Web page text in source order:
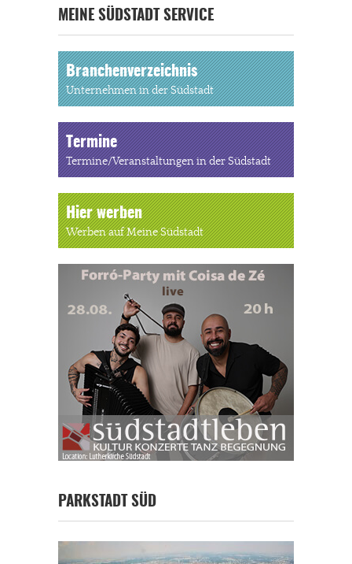
MEINE SÜDSTADT SERVICE
Branchenverzeichnis
Unternehmen in der Südstadt
Termine
Termine/Veranstaltungen in der Südstadt
Hier werben
Werben auf Meine Südstadt
PARKSTADT SÜD